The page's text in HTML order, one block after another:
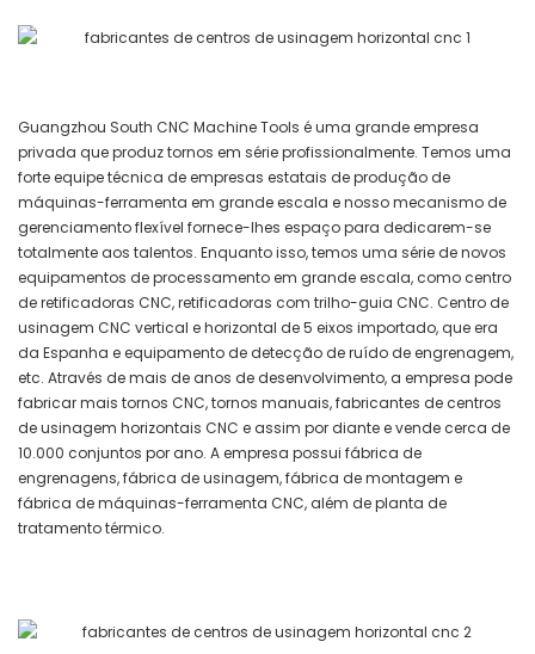
Guangzhou South CNC Machine Tools é uma grande empresa
privada que produz tornos em série profissionalmente. Temos uma
forte equipe técnica de empresas estatais de produção de
máquinas-ferramenta em grande escala e nosso mecanismo de
gerenciamento flexível fornece-lhes espaço para dedicarem-se
totalmente aos talentos. Enquanto isso, temos uma série de novos
equipamentos de processamento em grande escala, como centro
de retificadoras CNC, retificadoras com trilho-guia CNC. Centro de
usinagem CNC vertical e horizontal de 5 eixos importado, que era
da Espanha e equipamento de detecção de ruído de engrenagem,
etc. Através de mais de anos de desenvolvimento, a empresa pode
fabricar mais tornos CNC, tornos manuais, fabricantes de centros
de usinagem horizontais CNC e assim por diante e vende cerca de
10.000 conjuntos por ano. A empresa possui fábrica de
engrenagens, fábrica de usinagem, fábrica de montagem e
fábrica de máquinas-ferramenta CNC, além de planta de
tratamento térmico.